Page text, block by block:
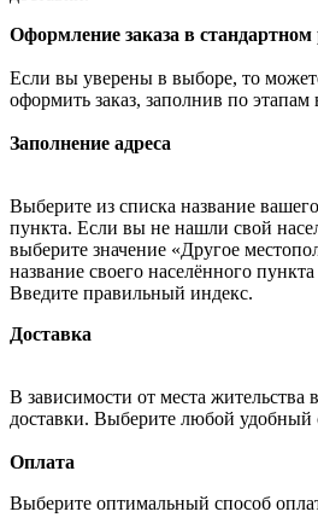
Оформление заказа в
Если вы уверены в выборе, то
оформить заказ, заполнив по
Заполнение адреса
Выберите из списка название
пункта. Если вы не нашли свой
выберите значение «Другое
название своего населённого
Введите правильный индекс.
Доставка
В зависимости от места жительства
доставки. Выберите любой удобный
Оплата
Выберите оптимальный способ